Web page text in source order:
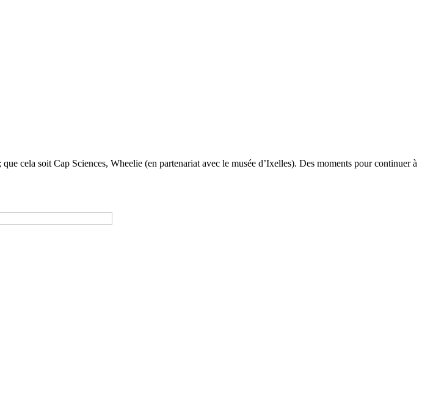
cela soit Cap Sciences, Wheelie (en partenariat avec le musée d’Ixelles). Des moments pour continuer à